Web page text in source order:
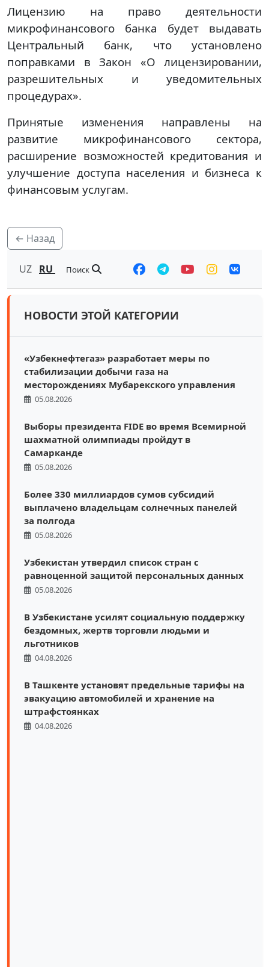
Лицензию на право деятельности
микрофинансового банка будет выдавать
Центральный банк, что установлено
поправками в Закон «О лицензировании,
разрешительных и уведомительных
процедурах».
Принятые изменения направлены на
развитие микрофинансового сектора,
расширение возможностей кредитования и
улучшение доступа населения и бизнеса к
финансовым услугам.
← Назад
UZ RU Поиск
НОВОСТИ ЭТОЙ КАТЕГОРИИ
«Узбекнефтегаз» разработает меры по
стабилизации добычи газа на
месторождениях Мубарекского управления
05.08.2026
Выборы президента FIDE во время Всемирной
шахматной олимпиады пройдут в
Самарканде
05.08.2026
Более 330 миллиардов сумов субсидий
выплачено владельцам солнечных панелей
за полгода
05.08.2026
Узбекистан утвердил список стран с
равноценной защитой персональных данных
05.08.2026
В Узбекистане усилят социальную поддержку
бездомных, жертв торговли людьми и
льготников
04.08.2026
В Ташкенте установят предельные тарифы на
эвакуацию автомобилей и хранение на
штрафстоянках
04.08.2026